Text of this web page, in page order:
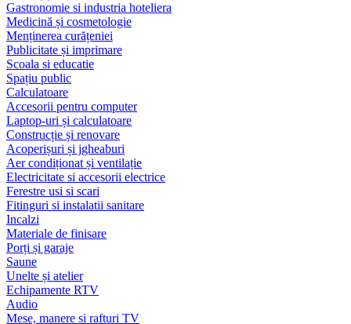
Gastronomie si industria hoteliera
Medicină și cosmetologie
Menținerea curățeniei
Publicitate și imprimare
Scoala si educatie
Spațiu public
Calculatoare
Accesorii pentru computer
Laptop-uri și calculatoare
Construcție și renovare
Acoperișuri și jgheaburi
Aer condiționat și ventilație
Electricitate si accesorii electrice
Ferestre usi si scari
Fitinguri si instalatii sanitare
Incalzi
Materiale de finisare
Porți și garaje
Saune
Unelte și atelier
Echipamente RTV
Audio
Mese, manere si rafturi TV